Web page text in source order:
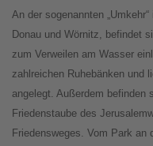
An der sogenannten
Donau und Wörnitz, befindet
zum Verweilen am Wasser
zahlreichen Ruhebänken und
angelegt. Außerdem befinden
Friedenstaube des
Friedensweges. Vom Park